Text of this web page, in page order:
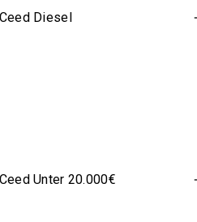
Diesel
Unter 20.000€